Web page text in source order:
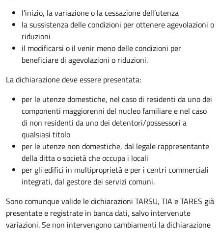
l'inizio, la variazione o la cessazione dell’utenza
la sussistenza delle condizioni per ottenere agevolazioni o
riduzioni
il modificarsi o il venir meno delle condizioni per
beneficiare di agevolazioni o riduzioni.
La dichiarazione deve essere presentata:
per le utenze domestiche, nel caso di residenti da uno dei
componenti maggiorenni del nucleo familiare e nel caso
di non residenti da uno dei detentori/possessori a
qualsiasi titolo
per le utenze non domestiche, dal legale rappresentante
della ditta o società che occupa i locali
per gli edifici in multiproprietà e per i centri commerciali
integrati, dal gestore dei servizi comuni.
Sono comunque valide le dichiarazioni TARSU, TIA e TARES già
presentate e registrate in banca dati, salvo intervenute
variazioni. Se non intervengono cambiamenti la dichiarazione